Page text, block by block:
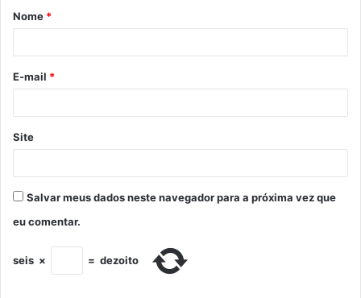
Nome *
E-mail *
Site
Salvar meus dados neste navegador para a próxima vez que
eu comentar.
seis × = dezoito